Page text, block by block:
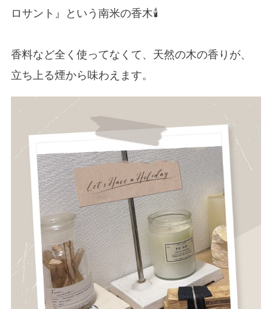
ロサント』という南米の香木🕯️
香料など全く使ってなくて、天然の木の香りが、
立ち上る煙から味わえます。